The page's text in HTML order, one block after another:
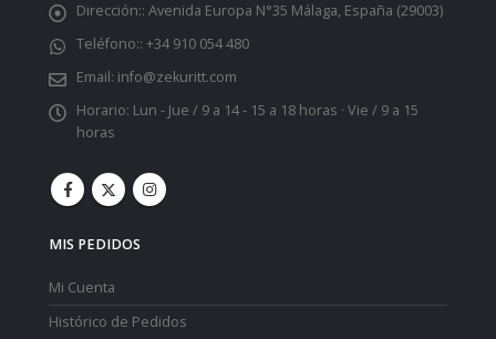
Dirección:: Avenida Europa N°35 Málaga, España (29003)
Teléfono:: +34 910 054 480
Email: info@zekuritt.com
Horario: Lun - Jue / 9 a 14 - 15 a 18 horas · Vie / 9 a 15
horas
MIS PEDIDOS
Mi Cuenta
Histórico de Pedidos